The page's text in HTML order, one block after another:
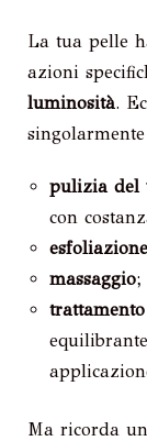
La tua pelle
azioni
luminosità.
pulizia del
con
esfoliazione
massaggio;
Ma ricorda